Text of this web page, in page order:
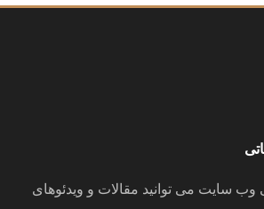
سایت می توانید مقالات و ویدئوهای